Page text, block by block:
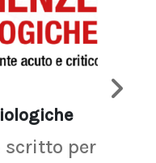
scritto per